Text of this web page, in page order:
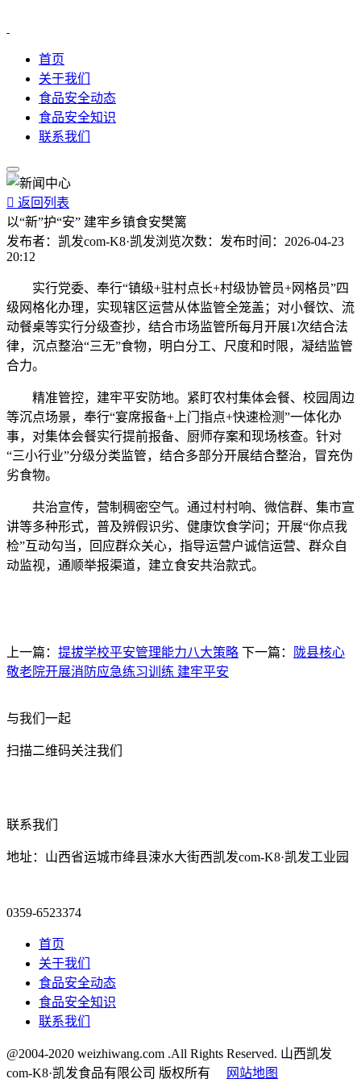
首页
关于我们
食品安全动态
食品安全知识
联系我们
 返回列表
以“新”护“安” 建牢乡镇食安樊篱
发布者： 凯发com-K8·凯发浏览次数： 发布时间： 2026-04-23
20:12
实行党委、奉行“镇级+驻村点长+村级协管员+网格员”四
级网格化办理，实现辖区运营从体监管全笼盖；对小餐饮、流
动餐桌等实行分级查抄，结合市场监管所每月开展1次结合法
律，沉点整治“三无”食物，明白分工、尺度和时限，凝结监管
合力。
精准管控，建牢平安防地。紧盯农村集体会餐、校园周边
等沉点场景，奉行“宴席报备+上门指点+快速检测”一体化办
事，对集体会餐实行提前报备、厨师存案和现场核查。针对
“三小行业”分级分类监管，结合多部分开展结合整治，冒充伪
劣食物。
共治宣传，营制稠密空气。通过村村响、微信群、集市宣
讲等多种形式，普及辨假识劣、健康饮食学问；开展“你点我
检”互动勾当，回应群众关心，指导运营户诚信运营、群众自
动监视，通顺举报渠道，建立食安共治款式。
上一篇： 提拔学校平安管理能力八大策略 下一篇：
陇县核心
敬老院开展消防应急练习训练 建牢平安
与我们一起
扫描二维码关注我们
联系我们
地址：山西省运城市绛县涑水大街西凯发com-K8·凯发工业园
0359-6523374
首页
关于我们
食品安全动态
食品安全知识
联系我们
@2004-2020 weizhiwang.com .All Rights Reserved. 山西凯发
com-K8·凯发食品有限公司 版权所有
网站地图